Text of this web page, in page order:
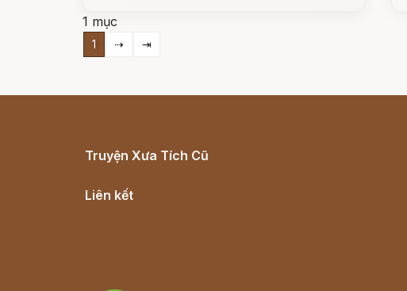
sâu sắc về trí tuệ và sự trung thực.
1 mục
1 ⇢ ⇥
Truyện Xưa Tích Cũ
Liên kết